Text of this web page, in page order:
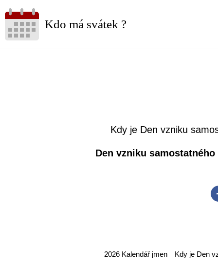
Kdo má svátek ?
Kdy je Den vzniku
Den vzniku
2026 Kalendář jmen Kdy je Den